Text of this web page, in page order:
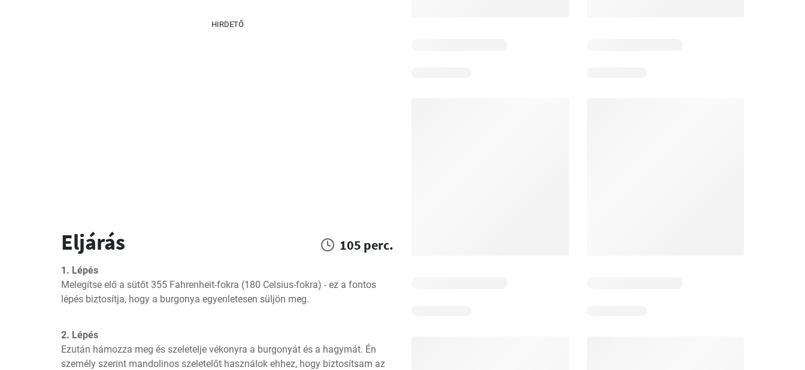
HIRDETŐ
Eljárás 105 perc.
1. Lépés
Melegítse elő a sütőt 355 Fahrenheit-fokra (180 Celsius-fokra) - ez a fontos
lépés biztosítja, hogy a burgonya egyenletesen süljön meg.
2. Lépés
Ezután hámozza meg és szeletelje vékonyra a burgonyát és a hagymát. Én
személy szerint mandolinos szeletelőt használok ehhez, hogy biztosítsam az